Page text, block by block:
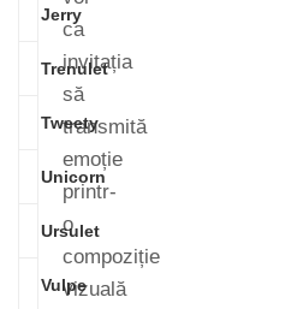
Jerry
Trenulet
Tweety
Unicorn
Ursulet
Vulpe
ca
invitația
să
transmită
emoție
printr-
o
compoziție
vizuală